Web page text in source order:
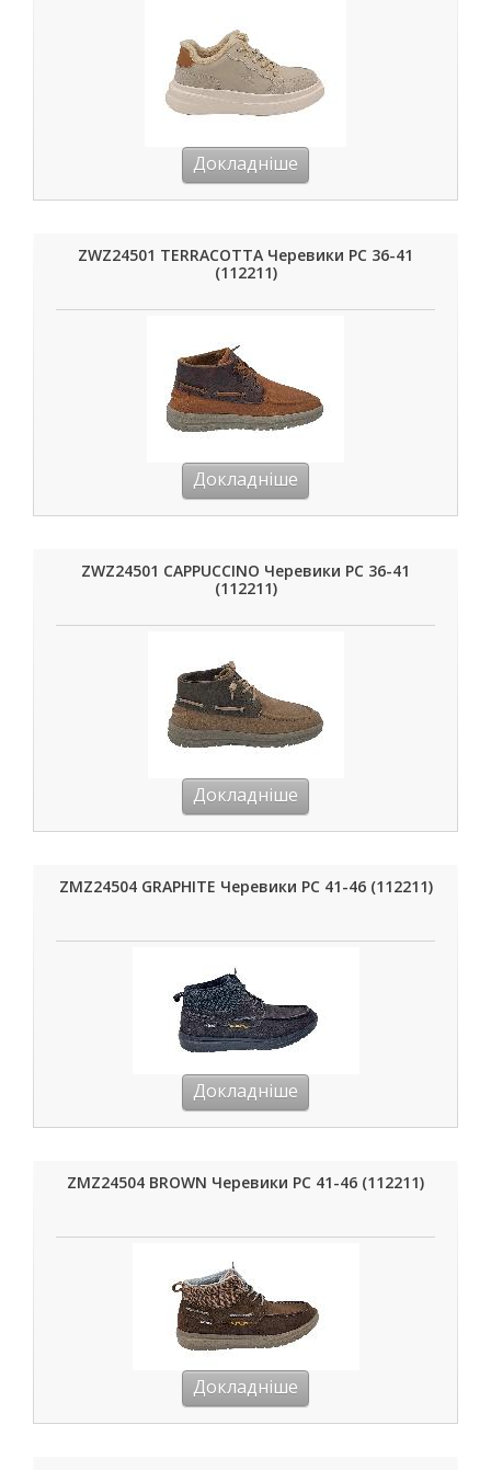
Докладніше
ZWZ24501 TERRACOTTA Черевики РС 36-41
(112211)
Докладніше
ZWZ24501 CAPPUCCINO Черевики РС 36-41
(112211)
Докладніше
ZMZ24504 GRAPHITE Черевики РС 41-46 (112211)
Докладніше
ZMZ24504 BROWN Черевики РС 41-46 (112211)
Докладніше